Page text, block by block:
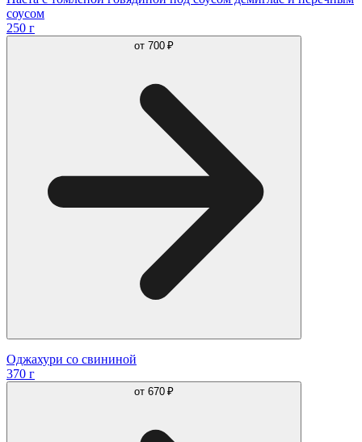
соусом
250 г
от 700 ₽
Оджахури со свининой
370 г
от 670 ₽